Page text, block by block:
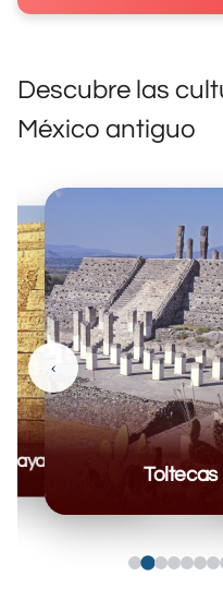
Descubre las
México antiguo
Mayas
Toltecas
‹